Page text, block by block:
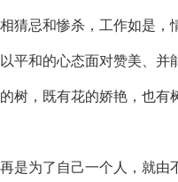
猜忌和惨杀，工作如是，
平和的心态面对赞美、并
树，既有花的娇艳，也有
是为了自己一个人，就由